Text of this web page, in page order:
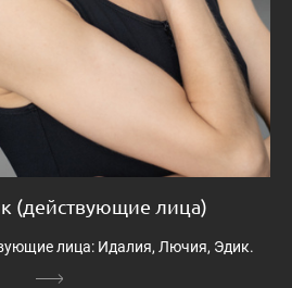
(действующие лица)
лица: Идалия, Лючия, Эдик.